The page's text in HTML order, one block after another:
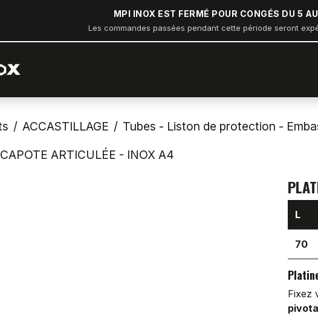
MPI INOX EST FERMÉ POUR CONGÉS DU 5
Les commandes passées pendant cette période seront
ACCASTILLAGE Tubes - Liston de protection -
ARTICULÉE - INOX A4
L
70
Fixez